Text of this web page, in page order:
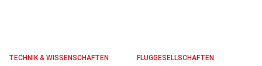
TECHNIK & WISSENSCHAFTEN
FLUGGESELLSCHAFTEN